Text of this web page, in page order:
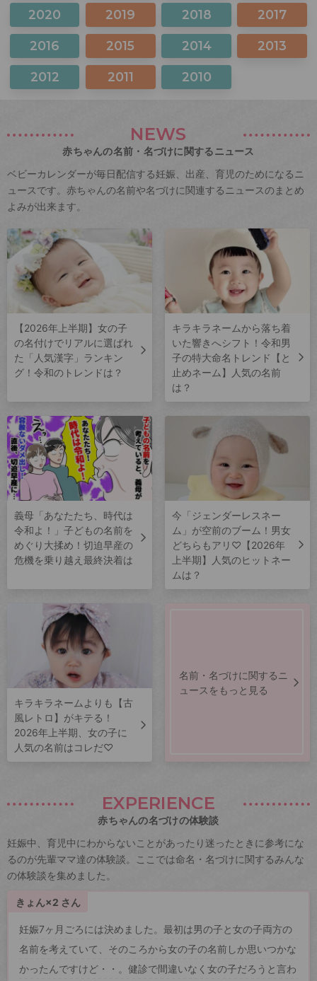
2020 2019 2018 2017
2016 2015 2014 2013
2012 2011 2010
NEWS
赤ちゃんの名前・名づけに関するニュース
ベビーカレンダーが毎日配信する妊娠、出産、育児のためになるニ
ュースです。赤ちゃんの名前や名づけに関連するニュースのまとめ
よみが出来ます。
【2026年上半期】女の子
の名付けでリアルに選ばれ
た「人気漢字」ランキン
グ！令和のトレンドは？
キラキラネームから落ち着
いた響きへシフト！令和男
子の特大命名トレンド【と
止めネーム】人気の名前
は？
義母「あなたたち、時代は
令和よ！」子どもの名前を
めぐり大揉め！切迫早産の
危機を乗り越え最終決着は
今「ジェンダーレスネー
ム」が空前のブーム！男女
どちらもアリ♡【2026年
上半期】人気のヒットネー
ムは？
キラキラネームよりも【古
風レトロ】がキテる！
2026年上半期、女の子に
人気の名前はコレだ♡
名前・名づけに関するニ
ュースをもっと見る
EXPERIENCE
赤ちゃんの名づけの体験談
妊娠中、育児中にわからないことがあったり迷ったときに参考にな
るのが先輩ママ達の体験談。ここでは命名・名づけに関するみんな
の体験談を集めました。
きょん×2 さん
妊娠7ヶ月ごろには決めました。最初は男の子と女の子両方の
名前を考えていて、そのころから女の子の名前しか思いつかな
かったんですけど・・。健診で間違いなく女の子だろうと言わ